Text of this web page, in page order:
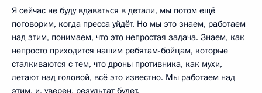
Я сейчас не буду вдаваться в детали, мы потом ещё
поговорим, когда пресса уйдёт. Но мы это знаем, работаем
над этим, понимаем, что это непростая задача. Знаем, как
непросто приходится нашим ребятам-бойцам, которые
сталкиваются с тем, что дроны противника, как мухи,
летают над головой, всё это известно. Мы работаем над
этим, и, уверен, результат будет.